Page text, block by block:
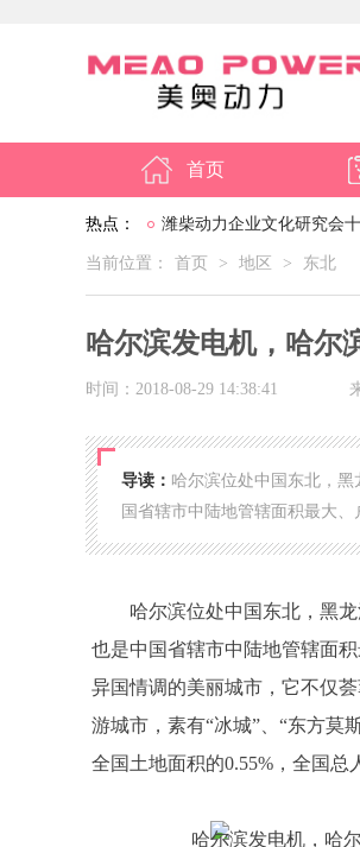
首页
热点： 潍柴动力企业文化研究会
当前位置： 首页 > 地区 > 东北
哈尔滨发电机，哈尔
时间：2018-08-29 14:38:41
导读： 哈尔滨位处中国东北，
国省辖市中陆地管辖面积最大
城市，它不仅荟萃了北方少数
国总人口的0.7%。
哈尔滨位处中国东北，黑
也是中国省辖市中陆地管辖面
异国情调的美丽城市，它不仅
游城市，素有“冰城”、“东方莫
全国土地面积的0.55%，全国总